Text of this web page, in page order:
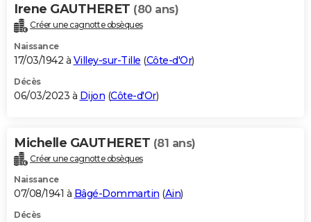
Irene GAUTHERET (80 ans)
Créer une cagnotte obsèques
Naissance
17/03/1942 à Villey-sur-Tille (Côte-d'Or)
Décès
06/03/2023 à Dijon (Côte-d'Or)
Michelle GAUTHERET (81 ans)
Créer une cagnotte obsèques
Naissance
07/08/1941 à Bâgé-Dommartin (Ain)
Décès